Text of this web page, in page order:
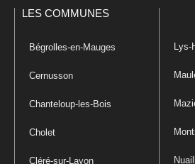
LES COMMUNES
Bégrolles-en-Mauges
Cernusson
Chanteloup-les-Bois
Cholet
Cléré-sur-Layon